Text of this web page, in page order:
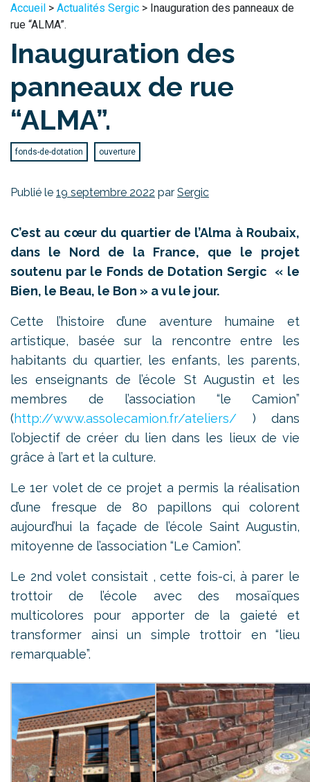
Accueil > Actualités Sergic > Inauguration des panneaux de
rue “ALMA”.
Inauguration des
panneaux de rue
“ALMA”.
fonds-de-dotation ouverture
Publié le 19 septembre 2022 par Sergic
C’est au cœur du quartier de l’Alma à Roubaix,
dans le Nord de la France, que le projet
soutenu par le Fonds de Dotation Sergic « le
Bien, le Beau, le Bon » a vu le jour.
Cette l’histoire d’une aventure humaine et
artistique, basée sur la rencontre entre les
habitants du quartier, les enfants, les parents,
les enseignants de l’école St Augustin et les
membres de l’association “le Camion”
(http://www.assolecamion.fr/ateliers/ ) dans
l’objectif de créer du lien dans les lieux de vie
grâce à l’art et la culture.
Le 1er volet de ce projet a permis la réalisation
d’une fresque de 80 papillons qui colorent
aujourd’hui la façade de l’école Saint Augustin,
mitoyenne de l’association “Le Camion”.
Le 2nd volet consistait , cette fois-ci, à parer le
trottoir de l’école avec des mosaïques
multicolores pour apporter de la gaieté et
transformer ainsi un simple trottoir en “lieu
remarquable”.